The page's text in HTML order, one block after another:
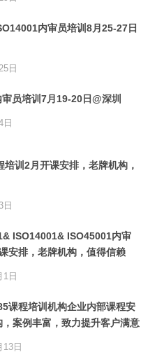
内审员培训8月25-27日
日
员培训7月19-20日@深圳
日
培训2月开课安排，老牌机构，
日
ISO14001& ISO45001内审
安排，老牌机构，值得信赖
1日
课程培训机构企业内部课程安
案例丰富，致力提升客户满意
13日